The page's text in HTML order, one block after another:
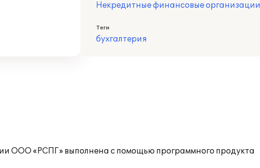
Некредитные финансовые организации
Теги
бухгалтерия
ООО «РСПГ» выполнена с помощью программного продукта